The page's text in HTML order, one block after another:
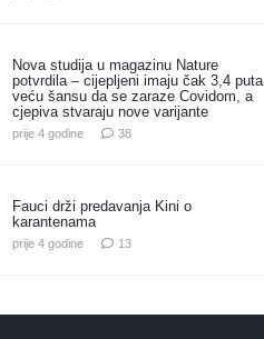
Nova studija u magazinu Nature
potvrdila – cijepljeni imaju čak 3,4 puta
veću šansu da se zaraze Covidom, a
cjepiva stvaraju nove varijante
prije 4 godine 38komentara
Fauci drži predavanja Kini o
karantenama
prije 4 godine 13komentara